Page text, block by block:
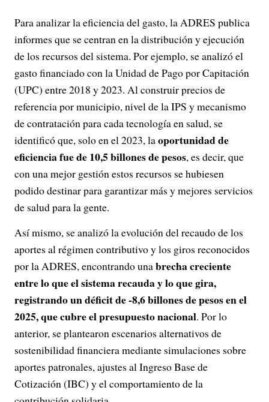
Para analizar la eficiencia del gasto, la ADRES publica
informes que se centran en la distribución y ejecución
de los recursos del sistema. Por ejemplo, se analizó el
gasto financiado con la Unidad de Pago por Capitación
(UPC) entre 2018 y 2023. Al construir precios de
referencia por municipio, nivel de la IPS y mecanismo
de contratación para cada tecnología en salud, se
identificó que, solo en el 2023, laoportunidad de
eficiencia fue de 10,5 billones de pesos, es decir, que
con una mejor gestión estos recursos se hubiesen
podido destinar para garantizar más y mejores servicios
de salud para la gente.
Así mismo, se analizó la evolución del recaudo de los
aportes al régimen contributivo y los giros reconocidos
por la ADRES, encontrando unabrecha creciente
entre lo que el sistema recauda y lo que gira,
registrando un déficit de -8,6 billones de pesos en el
2025, que cubre el presupuesto nacional. Por lo
anterior, se plantearon escenarios alternativos de
sostenibilidad financiera mediante simulaciones sobre
aportes patronales, ajustes al Ingreso Base de
Cotización (IBC) y el comportamiento de la